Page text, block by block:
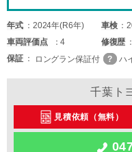
年式 2024年(R6年) 車検
車両評価点 4 修復歴
保証
ロングラン保証付 ハ
千葉ト
見積依頼（無料）